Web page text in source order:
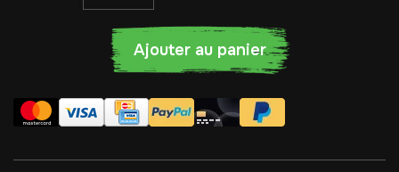
Ajouter au panier